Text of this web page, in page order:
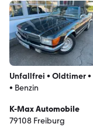
Unfallfrei • Oldtimer•
• Benzin
K-Max Automobile
79108 Freiburg